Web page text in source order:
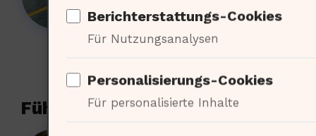
Führungssysteme für
Berichterstattungs-Cookies
Für Nutzungsanalysen
Personalisierungs-Cookies
Für personalisierte Inhalte